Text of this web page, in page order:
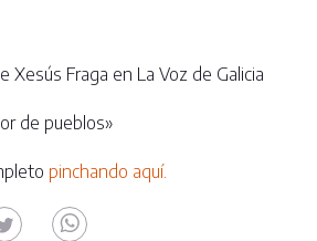
Xesús Fraga en La Voz de Galicia
de pueblos»
pinchando aquí.